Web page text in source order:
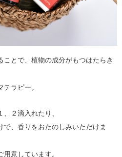
ことで、植物の成分がもつはたらき
ラピー。
２滴入れたり、
、香りをおたのしみいただけま
用意しています。